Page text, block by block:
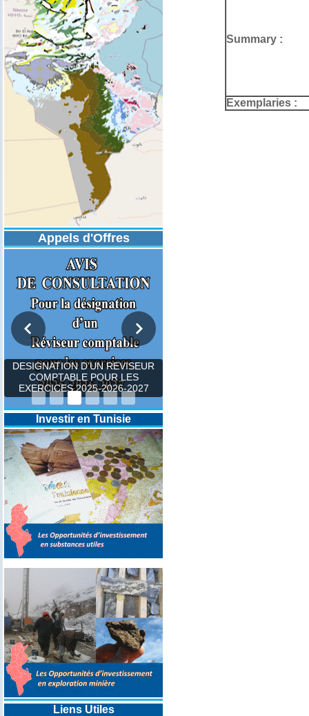
Appels d'Offres
DESIGNATION D’UN REVISEUR
COMPTABLE POUR LES
EXERCICES 2025-2026-2027
Investir en Tunisie
Liens Utiles
Summary :
Exemplaries :